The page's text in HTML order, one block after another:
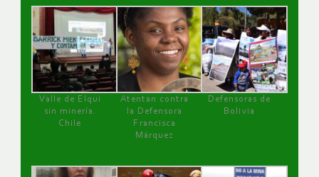
Valle de Elqui
sin minería.
Chile
Atentan contra
la Defensora
Francisca
Márquez
Defensoras de
Bolivia